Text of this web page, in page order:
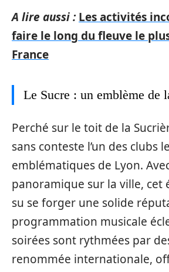
A lire aussi : Les activités
faire le long du fleuve le
France
Le Sucre : un emblème de
Perché sur le toit de la
sans conteste l’un des clubs
emblématiques de Lyon.
panoramique sur la ville, cet
su se forger une solide
programmation musicale
soirées sont rythmées par
renommée internationale,